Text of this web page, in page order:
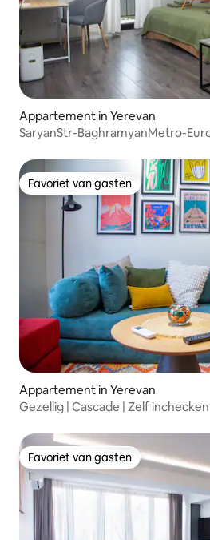
Appartement in Yerevan
SaryanStr-BaghramyanMetro-
Favoriet van gasten
Favoriet van gasten
Appartement in Yerevan
Gezellig | Cascade | Zelf
Favoriet van gasten
Favoriet van gasten